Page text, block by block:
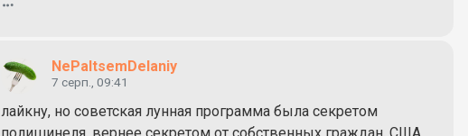
NePaltsemDelaniy
7 серп., 09:41
лайкну, но советская лунная программа была секретом